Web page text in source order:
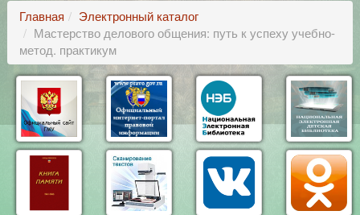
Главная
Электронный каталог
Мастерство делового общения: путь к успеху учебно-
метод. практикум